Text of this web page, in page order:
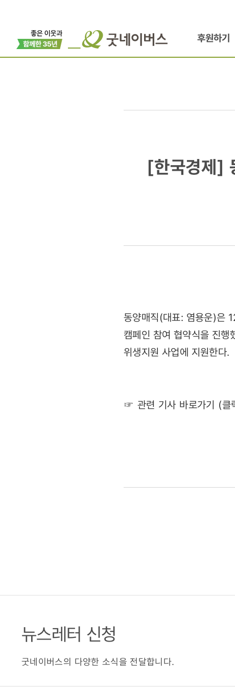
후원하기
[한국경제]
비데-
캠페인’
참여
[한국경제]
동양매직(대표: 염용운)은
캠페인 참여 협약식을 진행
위생지원 사업에 지원한다.
☞ 관련 기사 바로가기 (클
뉴스레터 신청
굿네이버스의 다양한 소식을 전달합니다.